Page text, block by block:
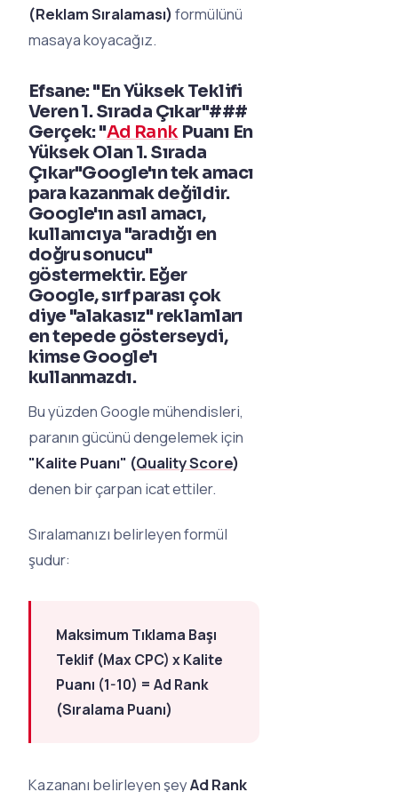
(Reklam Sıralaması) formülünü
masaya koyacağız.
Efsane: "En Yüksek Teklifi
Veren 1. Sırada Çıkar"###
Gerçek: "Ad RankPuanı En
Yüksek Olan 1. Sırada
Çıkar"Google'ın tek amacı
para kazanmak değildir.
Google'ın asıl amacı,
kullanıcıya "aradığı en
doğru sonucu"
göstermektir. Eğer
Google, sırf parası çok
diye "alakasız" reklamları
en tepede gösterseydi,
kimse Google'ı
kullanmazdı.
Bu yüzden Google mühendisleri,
paranın gücünü dengelemek için
"Kalite Puanı" (Quality Score)
denen bir çarpan icat ettiler.
Sıralamanızı belirleyen formül
şudur:
Maksimum Tıklama Başı
Teklif (Max CPC) x Kalite
Puanı (1-10) = Ad Rank
(Sıralama Puanı)
Kazananı belirleyen şeyAd Rank